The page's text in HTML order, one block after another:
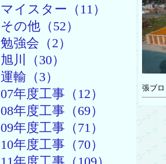
マイスター（11）
その他（52）
勉強会（2）
旭川（30）
運輸（3）
07年度工事（12）
08年度工事（69）
09年度工事（71）
10年度工事（70）
張ブ